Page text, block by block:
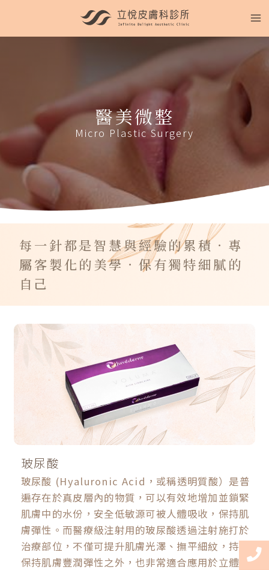
醫美微整
Micro Plastic Surgery
每一針都是智慧與經驗的累積．專
屬客製化的美學．保有獨特細膩的
自己
玻尿酸
玻尿酸 (Hyaluronic Acid，或稱透明質酸）是普
遍存在於真皮層內的物質，可以有效地增加並鎖緊
肌膚中的水份，安全低敏源可被人體吸收，保持肌
膚彈性。而醫療級注射用的玻尿酸透過注射施打於
治療部位，不僅可提升肌膚光澤、撫平細紋，持續
保持肌膚豐潤彈性之外，也非常適合應用於立體隆